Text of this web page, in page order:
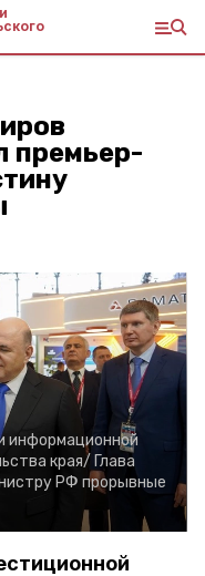
премьер-
информационной
края/ Глава
РФ прорывные